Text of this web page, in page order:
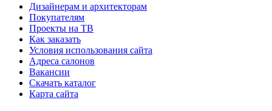
Дизайнерам и архитекторам
Покупателям
Проекты на ТВ
Как заказать
Условия использования сайта
Адреса салонов
Вакансии
Скачать каталог
Карта сайта